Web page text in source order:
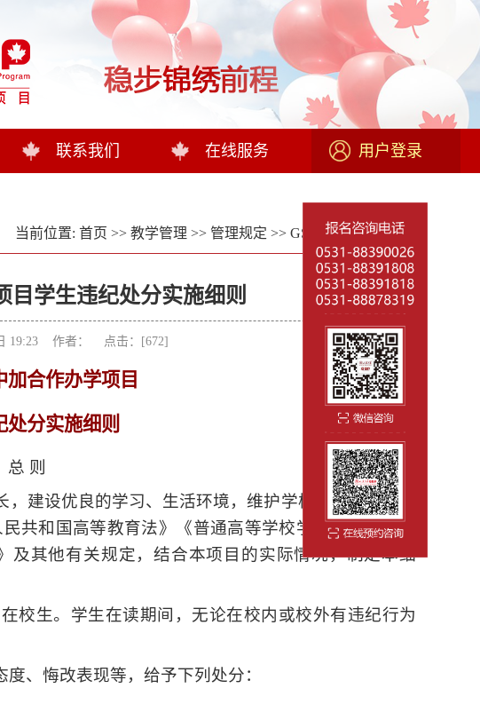
联系我们 在线服务 用户登录
当前位置: 首页 >> 教学管理 >> 管理规定 >> GSP管理制度>> 正文
目学生违纪处分实施细则
日 19:23 作者： 点击：[672]
加合作办学项目
处分实施细则
总 则
建设优良的学习、生活环境，维护学校正常的教学和
共和国高等教育法》《普通高等学校学生管理规定》
及其他有关规定，结合本项目的实际情况，制定本细
校生。学生在读期间，无论在校内或校外有违纪行为
、悔改表现等，给予下列处分：